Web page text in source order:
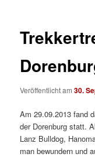
Veröffentlicht am30.
Am 29.09.2013 fand
der Dorenburg statt.
Lanz Bulldog,
man bewundern und